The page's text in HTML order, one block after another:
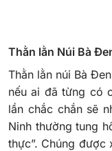
Thằn lằn Núi Bà
Thằn lằn núi Bà
nếu ai đã từng có
lần chắc chắn sẽ
Ninh thường tung
thực”. Chúng được